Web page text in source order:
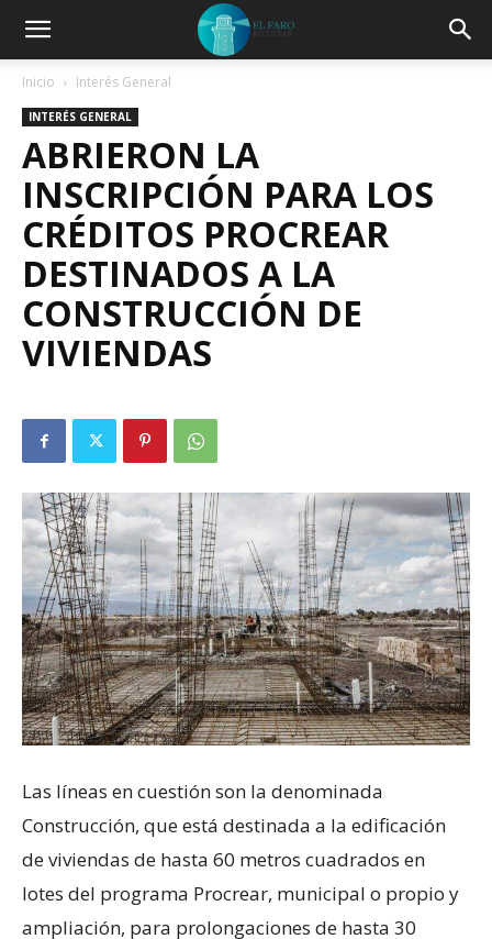
Inicio Interés General
INTERÉS GENERAL
ABRIERON LA
INSCRIPCIÓN PARA LOS
CRÉDITOS PROCREAR
DESTINADOS A LA
CONSTRUCCIÓN DE
VIVIENDAS
Las líneas en cuestión son la denominada
Construcción, que está destinada a la edificación
de viviendas de hasta 60 metros cuadrados en
lotes del programa Procrear, municipal o propio y
ampliación, para prolongaciones de hasta 30